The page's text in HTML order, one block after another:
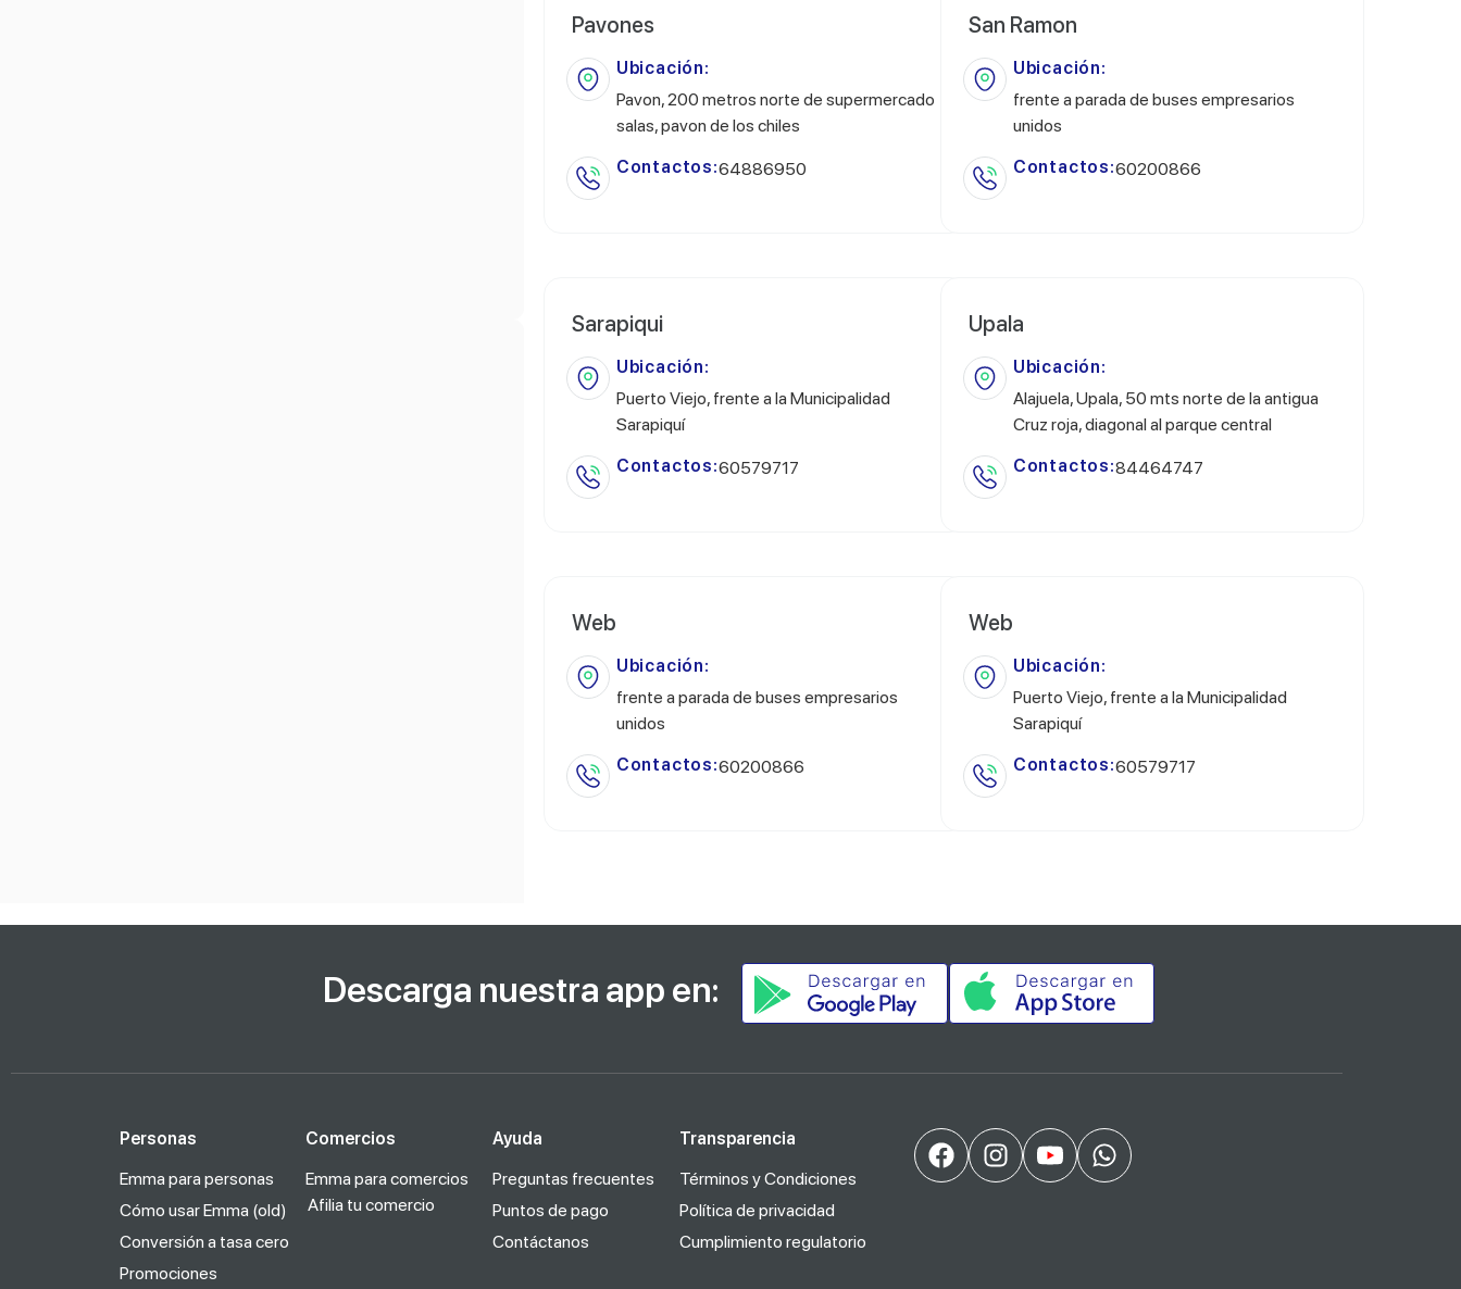
Pavones
Ubicación:
Pavon, 200 metros norte de supermercado
salas, pavon de los chiles
Contactos:64886950
San Ramon
Ubicación:
frente a parada de buses empresarios
unidos
Contactos:60200866
Sarapiqui
Ubicación:
Puerto Viejo, frente a la Municipalidad
Sarapiquí
Contactos:60579717
Upala
Ubicación:
Alajuela, Upala, 50 mts norte de la antigua
Cruz roja, diagonal al parque central
Contactos:84464747
Web
Ubicación:
frente a parada de buses empresarios
unidos
Contactos:60200866
Web
Ubicación:
Puerto Viejo, frente a la Municipalidad
Sarapiquí
Contactos:60579717
Descarga nuestra app en:
Personas
Emma para personas
Cómo usar Emma (old)
Conversión a tasa cero
Promociones
Comercios
Emma para comercios
Afilia tu comercio
Ayuda
Preguntas frecuentes
Puntos de pago
Contáctanos
Transparencia
Términos y Condiciones
Política de privacidad
Cumplimiento regulatorio